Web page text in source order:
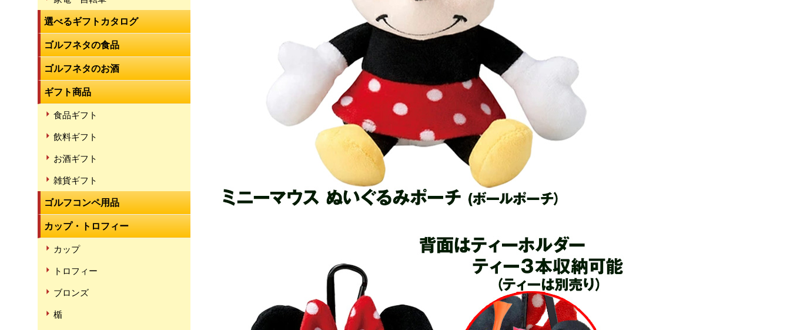
選べるギフトカタログ
ゴルフネタの食品
ゴルフネタのお酒
ギフト商品
食品ギフト
飲料ギフト
お酒ギフト
雑貨ギフト
ゴルフコンペ用品
カップ・トロフィー
カップ
トロフィー
ブロンズ
楯